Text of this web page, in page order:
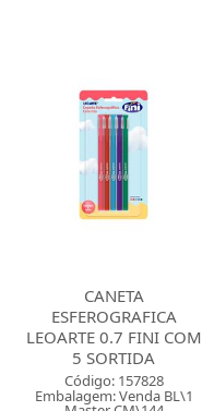
CANETA
ESFEROGRAFICA
LEOARTE 0.7 FINI COM
5 SORTIDA
Código: 157828
Embalagem: Venda BL\1